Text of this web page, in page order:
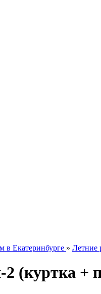
в Екатеринбурге » Летние
(куртка +